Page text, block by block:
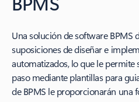
Una solución de software BPMS
suposiciones de diseñar e
automatizados, lo que le permite
paso mediante plantillas para
de BPMS le proporcionarán una